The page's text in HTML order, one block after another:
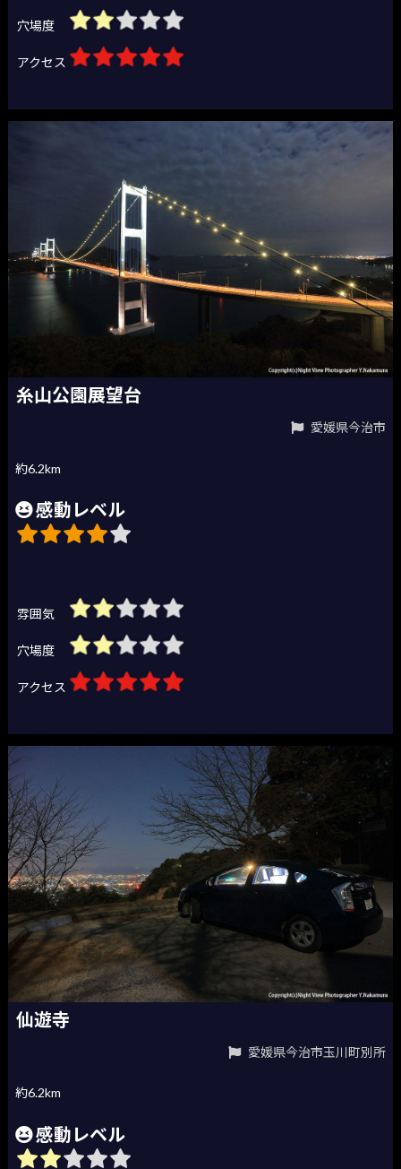
穴場度
アクセス
糸山公園展望台
愛媛県今治市
約6.2km
感動レベル
雰囲気
穴場度
アクセス
仙遊寺
愛媛県今治市玉川町別所
約6.2km
感動レベル